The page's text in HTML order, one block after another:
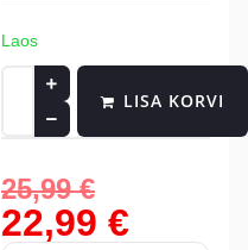
Laos
LISA KORVI
25,99€
22,99 €